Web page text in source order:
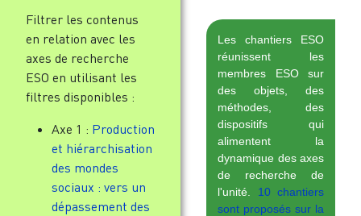
Filtrer les contenus
en relation avec les
axes de recherche
ESO en utilisant les
filtres disponibles :
Axe 1 : Production
et hiérarchisation
des mondes
sociaux : vers un
dépassement des
Les chantiers ESO
réunissent les
membres ESO sur
des objets, des
méthodes, des
dispositifs qui
alimentent la
dynamique des axes
de recherche de
l'unité. 10 chantiers
sont proposés sur la